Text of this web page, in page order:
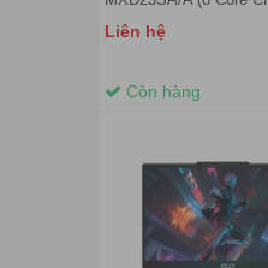
GPU/ 16GB/ 512GB/
OS/ Silver)
Liên hệ
Còn hàng